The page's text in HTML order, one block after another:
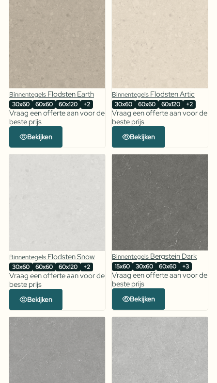
Binnentegels Flodsten Earth
30x60 60x60 60x120 +2
Vraag een offerte aan voor de
beste prijs
Bekijken
Binnentegels Flodsten Artic
30x60 60x60 60x120 +2
Vraag een offerte aan voor de
beste prijs
Bekijken
Binnentegels Flodsten Snow
30x60 60x60 60x120 +2
Vraag een offerte aan voor de
beste prijs
Bekijken
Binnentegels Bergstein Dark
15x60 30x60 60x60 +3
Vraag een offerte aan voor de
beste prijs
Bekijken